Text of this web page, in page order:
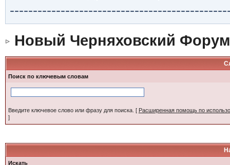
Новый Черняховский Форум
Поиск по ключевым словам
Введите ключевое слово или фразу для поиска. [ Расширенная помощь по
]
Искать